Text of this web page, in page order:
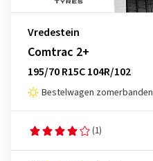
Vredestein
Comtrac 2+
195/70 R15C 104R/102
Bestelwagen zomerbanden
(1)